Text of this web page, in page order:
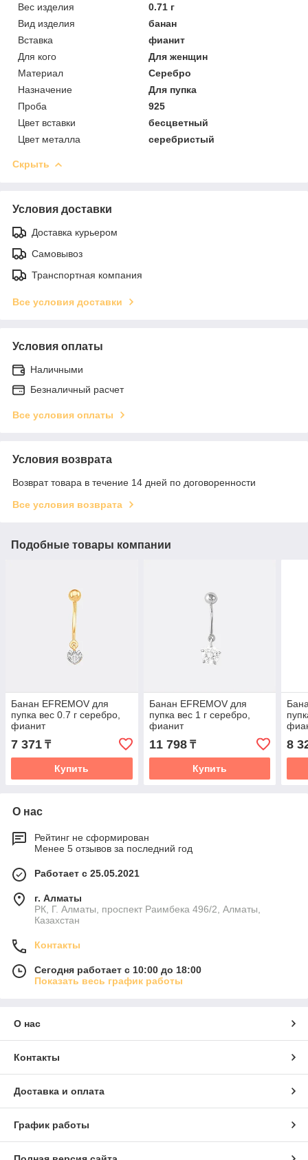
Вес изделия
0.71 г
Вид изделия
банан
Вставка
фианит
Для кого
Для женщин
Материал
Серебро
Назначение
Для пупка
Проба
925
Цвет вставки
бесцветный
Цвет металла
серебристый
Скрыть
Условия доставки
Доставка курьером
Самовывоз
Транспортная компания
Все условия доставки
Условия оплаты
Наличными
Безналичный расчет
Все условия оплаты
Условия возврата
Возврат товара в течение 14 дней по договоренности
Все условия возврата
Подобные товары компании
Банан EFREMOV для
пупка вес 0.7 г серебро,
фианит
7 371 ₸
Купить
Банан EFREMOV для
пупка вес 1 г серебро,
фианит
11 798₸
Купить
8
О нас
Рейтинг не сформирован
Менее 5 отзывов за последний год
Работает с 25.05.2021
г. Алматы
РК, Г. Алматы, проспект Раимбека 496/2, Алматы,
Казахстан
Контакты
Сегодня работает с 10:00 до 18:00
Показать весь график работы
О нас
Контакты
Доставка и оплата
График работы